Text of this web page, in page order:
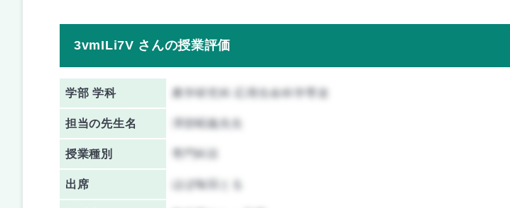
3vmILi7V さんの授業評価
学部 学科 農学研究科 応用生命科学専攻
担当の先生名 澤部昭義先生
授業種別 専門科目
出席 ほぼ毎回とる